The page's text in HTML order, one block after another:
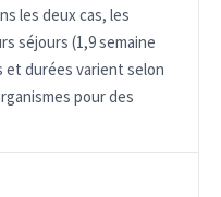
les deux cas, les
séjours (1,9 semaine
et durées varient selon
pour des